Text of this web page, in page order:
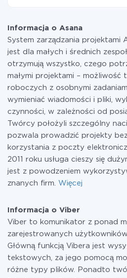
w razie potrzeby przełączyć się
informacji otaryfach.
Informacja o Asana
System zarządzania projektami
jest dla małych i średnich
otrzymują wszystko, czego
małymi projektami – możliwość
roboczych z osobnymi
wymieniać wiadomości i pliki,
czynności, w zależności od
Twórcy położyli szczególny
pozwala prowadzić projekty
korzystania z poczty
2011 roku usługa cieszy się
jest z powodzeniem
znanych firm. Więcej
Informacja o Viber
Viber to komunikator z ponad
zarejestrowanych użytkowników
Główną funkcją Vibera jest
tekstowych, za jego pomocą
różne typy plików. Ponadto